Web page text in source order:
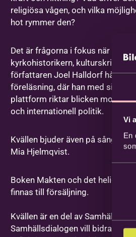
Vi
En
religiösa vågen, och vilka
hot rymmer den?
Det är frågorna i fokus när
kyrkohistorikern, kulturskribenten
författaren Joel Halldorf håller
föreläsning, där han med sin bok
plattform riktar blicken mot
och internationell politik.
Kvällen bjuder även på sång och
Mia Hjelmqvist.
Boken Makten och det heliga
finnas till försäljning.
Kvällen är en del av
Samhällsdialogen vill bidra med